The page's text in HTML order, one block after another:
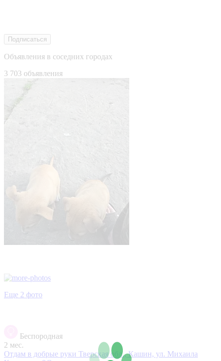
Подписаться
Объявления в соседних городах
3 703 объявления
Еще 2 фото
Беспородная
2 мес.
Отдам в добрые руки Тверская обл., Кашин, ул. Михаила